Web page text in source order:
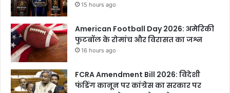
15 hours ago
American Football Day 2026: अमेरिकी
फुटबॉल के रोमांच और विरासत का जश्न
16 hours ago
FCRA Amendment Bill 2026: विदेशी
फंडिंग कानून पर कांग्रेस का सरकार पर